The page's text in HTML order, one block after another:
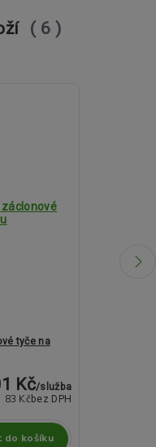
6
tyče na
Kč/služba
83 Kč bez DPH
do košíku
203 Kč
- 15 %